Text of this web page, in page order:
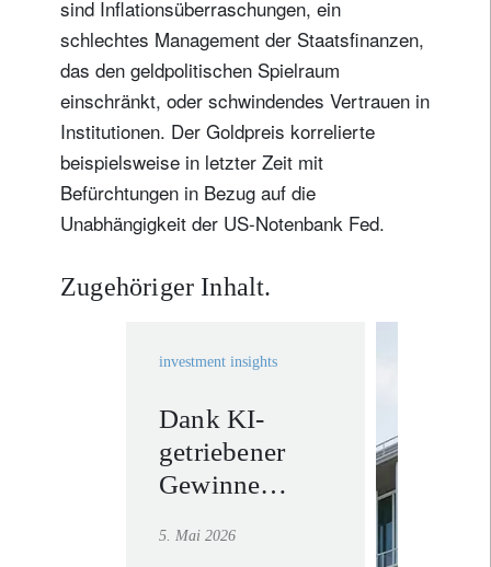
sind Inflationsüberraschungen, ein
schlechtes Management der Staatsfinanzen,
das den geldpolitischen Spielraum
einschränkt, oder schwindendes Vertrauen in
Institutionen. Der Goldpreis korrelierte
beispielsweise in letzter Zeit mit
Befürchtungen in Bezug auf die
Unabhängigkeit der US-Notenbank Fed.
Zugehöriger Inhalt.
investment insights
Dank KI-
getriebener
Gewinne
der
5. Mai 2026